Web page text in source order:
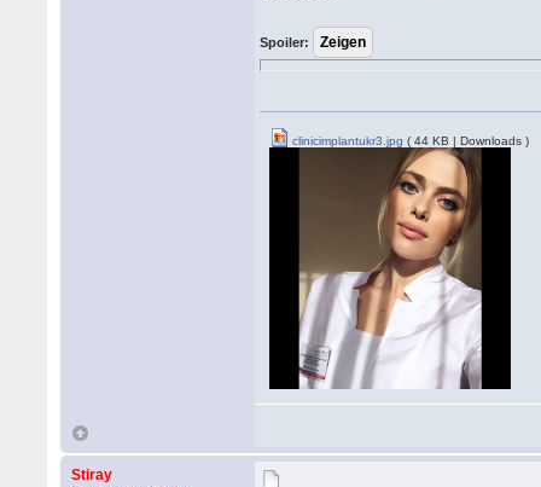
Spoiler:
clinicimplantukr3.jpg ( 44 KB | Downloads )
Stiray